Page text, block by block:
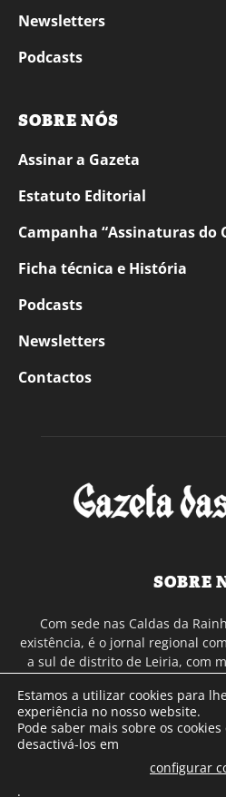
Newsletters
Podcasts
SOBRE NÓS
Assinar a Gazeta
Estatuto Editorial
Campanha “Assinaturas do
Ficha técnica e História
Podcasts
Newsletters
Contactos
SOBRE
Com sede nas Caldas da
existência, é o jornal regional
a sul de distrito de Leiria, com
Continental e
SIGA-
Estamos a utilizar cookies para
experiência no nosso website.
Pode saber mais sobre os
desactivá-los em
configurar
.